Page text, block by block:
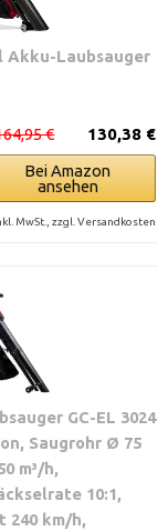
Akku-Laubsauger
130,38 €
€
Bei Amazon
ansehen
MwSt., zzgl. Versandkosten
GC-EL 3024
Saugrohr Ø 75
m³/h,
10:1,
240 km/h,